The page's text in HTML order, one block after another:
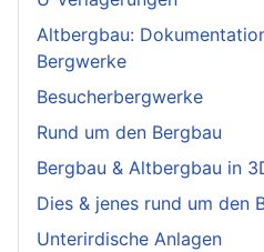
Altbergbau:
Bergwerke
Besucherbergwerke
Rund um den Bergbau
Bergbau & Altbergbau in
Dies & jenes rund um den
Unterirdische Anlagen